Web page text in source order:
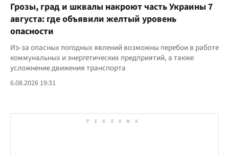
Грозы, град и шквалы накроют часть Украины 7
августа: где объявили желтый уровень
опасности
Из-за опасных погодных явлений возможны перебои в работе
коммунальных и энергетических предприятий, а также
усложнение движения транспорта
6.08.2026 19:31